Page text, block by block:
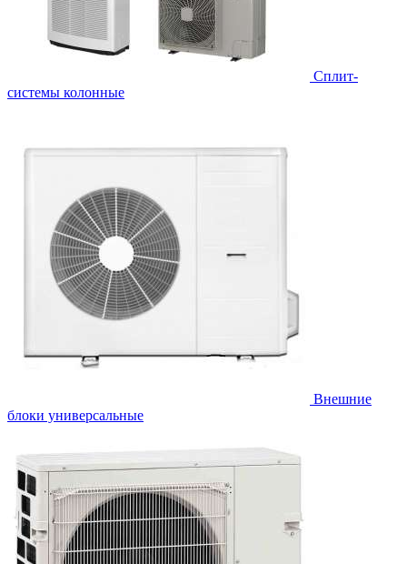
Cплит-
системы колонные
Внешние
блоки универсальные